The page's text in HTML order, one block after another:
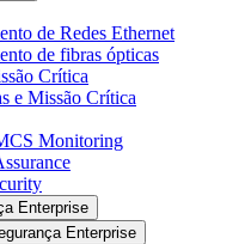
de Redes Ethernet
de fibras ópticas
Crítica
e Missão Crítica
Monitoring
Enterprise
Enterprise